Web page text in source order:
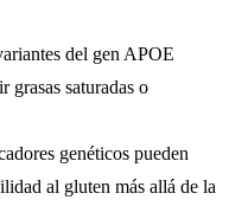
del gen APOE
grasas saturadas o
genéticos pueden
al gluten más allá de la